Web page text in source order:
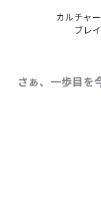
カルチャ
ブレ
さぁ、一歩目を